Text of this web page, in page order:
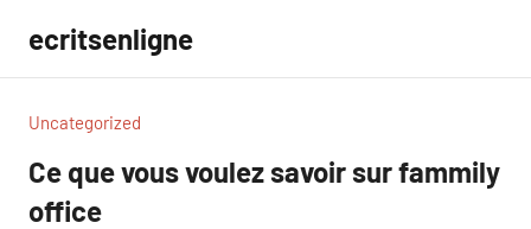
contenu
ecritsenligne
Uncategorized
Ce que vous voulez savoir sur fammily
office